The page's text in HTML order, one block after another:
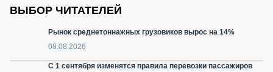
ВЫБОР ЧИТАТЕЛЕЙ
Рынок среднетоннажных грузовиков вырос на 14%
08.08.2026
С 1 сентября изменятся правила перевозки пассажиров